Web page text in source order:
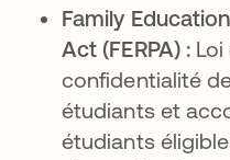
Family
Act (FERPA) :
confidentialité
étudiants et
étudiants